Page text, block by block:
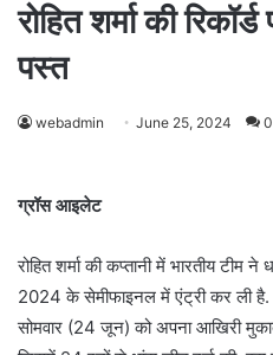
रोहित शर्मा की
पस्त
webadmin June 25, 2024 0
ग्रॉस आइलेट
रोहित शर्मा की कप्तानी में भारतीय टीम
2024 के सेमीफाइनल में एंट्री कर ली है.
सोमवार (24 जून) को अपना आखिरी